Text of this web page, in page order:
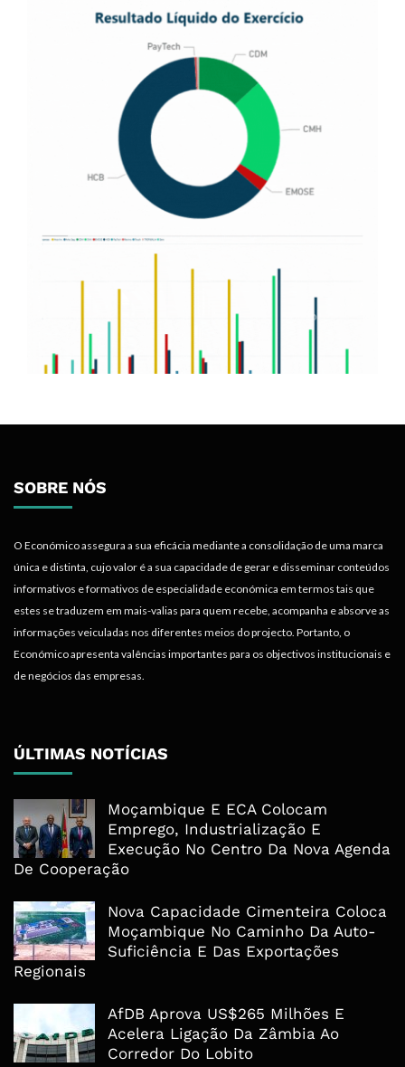
SOBRE NÓS
O Económico assegura a sua eficácia mediante a consolidação de uma marca
única e distinta, cujo valor é a sua capacidade de gerar e disseminar conteúdos
informativos e formativos de especialidade económica em termos tais que
estes se traduzem em mais-valias para quem recebe, acompanha e absorve as
informações veiculadas nos diferentes meios do projecto. Portanto, o
Económico apresenta valências importantes para os objectivos institucionais e
de negócios das empresas.
ÚLTIMAS NOTÍCIAS
Moçambique E ECA Colocam
Emprego, Industrialização E
Execução No Centro Da Nova Agenda
De Cooperação
Nova Capacidade Cimenteira Coloca
Moçambique No Caminho Da Auto-
Suficiência E Das Exportações
Regionais
AfDB Aprova US$265 Milhões E
Acelera Ligação Da Zâmbia Ao
Corredor Do Lobito